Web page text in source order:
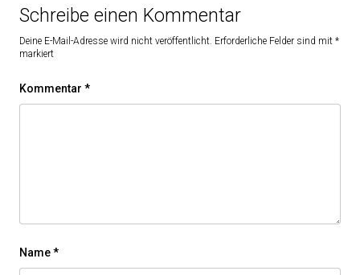
Schreibe einen Kommentar
Deine E-Mail-Adresse wird nicht veröffentlicht. Erforderliche Felder sind mit *
markiert
Kommentar *
Name*